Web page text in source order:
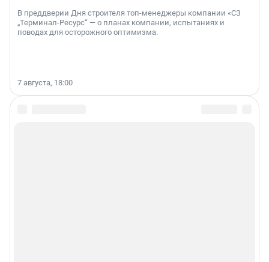
В преддверии Дня строителя топ-менеджеры компании «СЗ
„Терминал-Ресурс“ — о планах компании, испытаниях и
поводах для осторожного оптимизма.
7 августа, 18:00